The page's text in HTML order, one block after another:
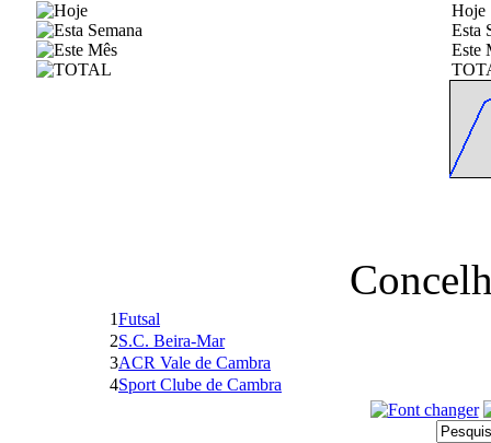
Hoje
Esta
Este
1Futsal
2S.C. Beira-Mar
3ACR Vale de Cambra
4Sport Clube de Cambra